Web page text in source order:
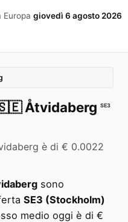
Europa giovedì 6 agosto 2026
Åtvidaberg SE3
è di € 0.0022
sono
SE3 (Stockholm)
medio oggi è di €